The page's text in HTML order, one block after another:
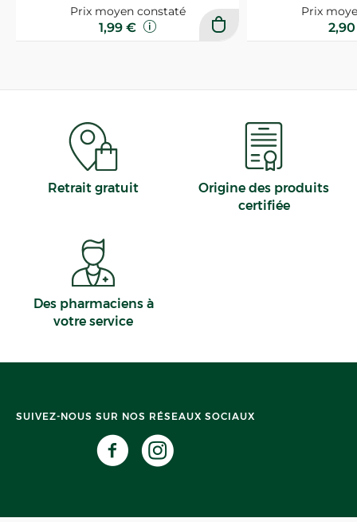
Prix moyen constaté
1,99 €
Prix
Retrait gratuit
Origine des produits
certifiée
Des pharmaciens à
votre service
SUIVEZ-NOUS SUR NOS RÉSEAUX SOCIAUX